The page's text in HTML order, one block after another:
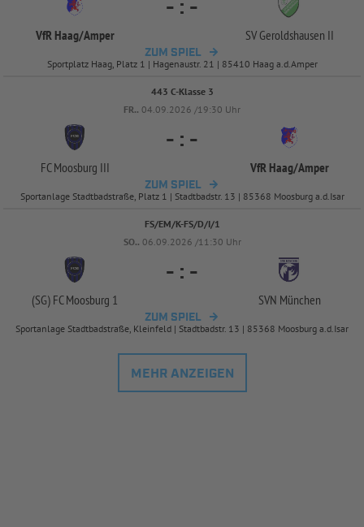
VfR Haag/Amper
- : -
SV Geroldshausen II
ZUM SPIEL
Sportplatz Haag, Platz 1 | Hagenaustr. 21 | 85410 Haag a.d.Amper
443 C-Klasse 3
FR.. 04.09.2026 /19:30 Uhr
FC Moosburg III
- : -
VfR Haag/Amper
ZUM SPIEL
Sportanlage Stadtbadstraße, Platz 1 | Stadtbadstr. 13 | 85368 Moosburg a.d.Isar
FS/EM/K-FS/D/I/1
SO.. 06.09.2026 /11:30 Uhr
(SG) FC Moosburg 1
- : -
SVN München
ZUM SPIEL
Sportanlage Stadtbadstraße, Kleinfeld | Stadtbadstr. 13 | 85368 Moosburg a.d.Isar
MEHR ANZEIGEN